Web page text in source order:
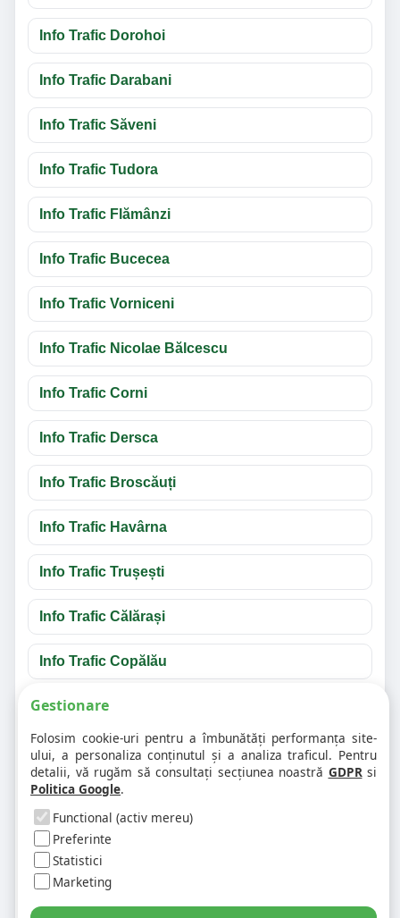
Info Trafic Dorohoi
Info Trafic Darabani
Info Trafic Săveni
Info Trafic Tudora
Info Trafic Flămânzi
Info Trafic Bucecea
Info Trafic Vorniceni
Info Trafic Nicolae Bălcescu
Info Trafic Corni
Info Trafic Dersca
Info Trafic Broscăuți
Info Trafic Havârna
Info Trafic Trușești
Info Trafic Călărași
Info Trafic Copălău
Botoșani
❓ Unde văd accidentele din Botoșani?
❓ Cum verific traficul pe un anumit drum?
❓ De ce apar unele evenimente în mai multe
Gestionare
Folosim cookie-uri pentru a îmbunătăți performanța site-
ului, a personaliza conținutul și a analiza traficul. Pentru
detalii, vă rugăm să consultați secțiunea noastră GDPRsi
Politica Google.
Functional (activ mereu)
Preferinte
Statistici
Marketing